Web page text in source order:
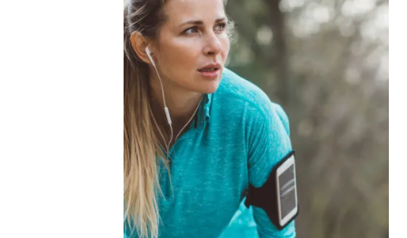
hoch, kann dieser zu schwerwiegenden,
körperlichen Schäden führen. Einen
Wassermangel kannst du an folgenden
Symptomen erkennen:
Mundtrockenheit
Müdigkeit
Konzentrationsmangel
Kopfschmerzen
Verringerte körperliche